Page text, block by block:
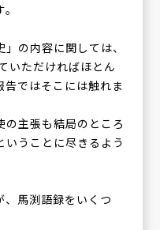
の内容に関しては、
いただければほとん
ではそこには触れま
主張も結局のところ
いうことに尽きるよう
、馬渕語録をいくつ